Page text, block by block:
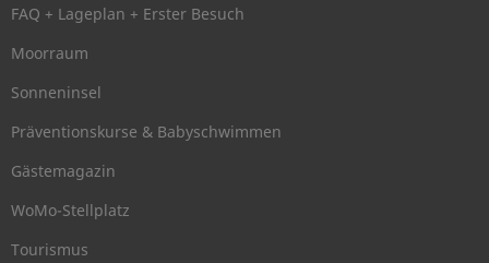
FAQ + Lageplan + Erster Besuch
Moorraum
Sonneninsel
Präventionskurse & Babyschwimmen
Gästemagazin
WoMo-Stellplatz
Tourismus